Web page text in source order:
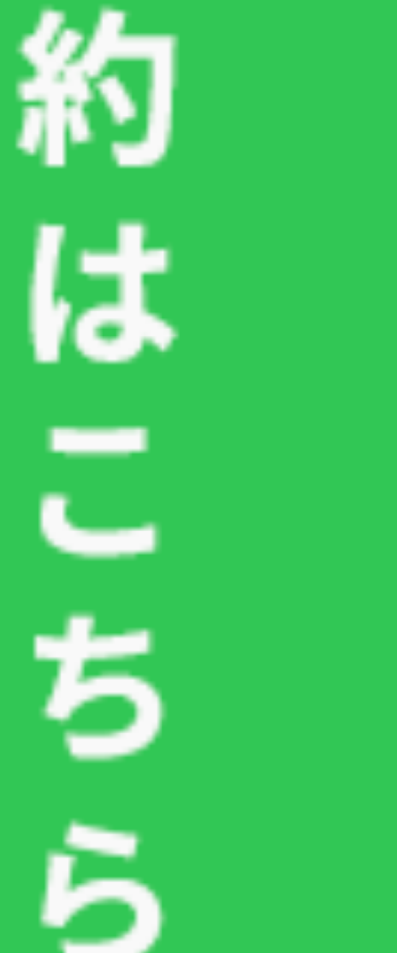
「手術を受けるべきか迷っている」「まずは話だ
けでも聞いてみたい」といった段階でも問題あり
ません。愛犬や愛猫の治療について気になること
がありましたら、どうぞお気軽にご相談くださ
い。
東京都世田谷区の動物病院なら『つるまき動物病
院』
診察についてはこちらから
TEL：03-6413-5781
犬が水をよく飲む・ハァハァするのは病気？｜クッシング症候群の症状と治療法を解説
つるまき動物病院